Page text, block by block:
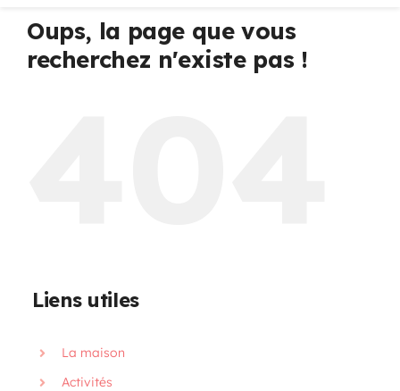
Services
OFFRES D’EMPLOI
Oups, la page que vous
recherchez n'existe pas !
Liens utiles
La maison
Activités